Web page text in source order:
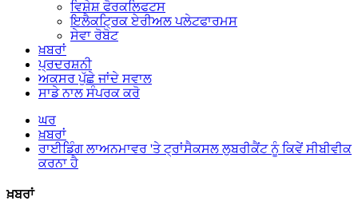
ਵਿਸ਼ੇਸ਼ ਫੋਰਕਲਿਫਟਸ
ਇਲੈਕਟ੍ਰਿਕ ਏਰੀਅਲ ਪਲੇਟਫਾਰਮਸ
ਸੇਵਾ ਰੋਬੋਟ
ਖ਼ਬਰਾਂ
ਪ੍ਰਦਰਸ਼ਨੀ
ਅਕਸਰ ਪੁੱਛੇ ਜਾਂਦੇ ਸਵਾਲ
ਸਾਡੇ ਨਾਲ ਸੰਪਰਕ ਕਰੋ
ਘਰ
ਖ਼ਬਰਾਂ
ਰਾਈਡਿੰਗ ਲਾਅਨਮਾਵਰ 'ਤੇ ਟ੍ਰਾਂਸੈਕਸਲ ਲੁਬਰੀਕੈਂਟ ਨੂੰ ਕਿਵੇਂ ਸੀਬੀਵੀਕ
ਕਰਨਾ ਹੈ
ਖ਼ਬਰਾਂ